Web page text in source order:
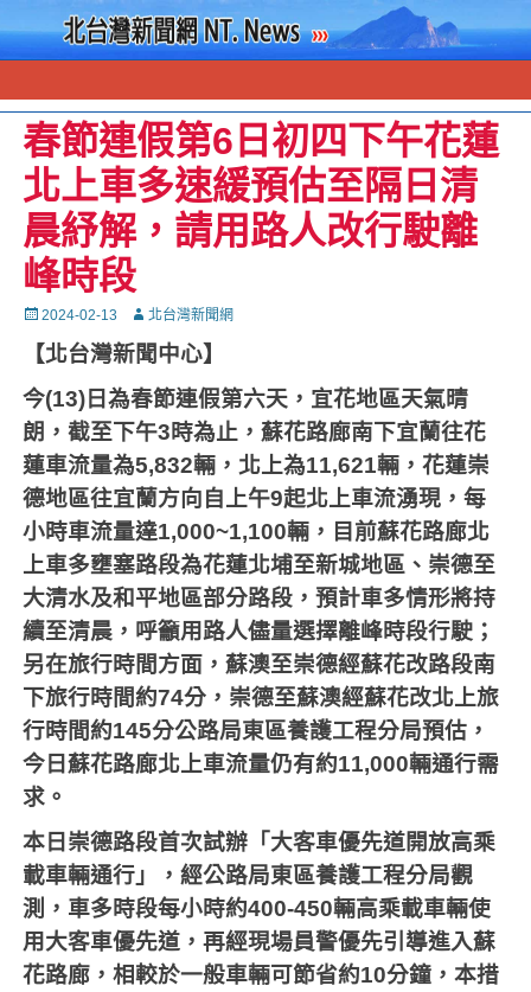
春節連假第6日初四下午花蓮
北上車多速緩預估至隔日清
晨紓解，請用路人改行駛離
峰時段
Posted
2024-02-13 Autor北台灣新聞網
【北台灣新聞中心】
今(13) 日為春節連假第六天，宜花地區天氣晴
朗，截至下午3時為止，蘇花路廊南下宜蘭往花
蓮車流量為5,832輛，北上為11,621輛，花蓮崇
德地區往宜蘭方向自上午9起北上車流湧現，每
小時車流量達1,000~1,100輛，目前蘇花路廊北
上車多壅塞路段為花蓮北埔至新城地區、崇德至
大清水及和平地區部分路段，預計車多情形將持
續至清晨，呼籲用路人儘量選擇離峰時段行駛；
另在旅行時間方面，蘇澳至崇德經蘇花改路段南
下旅行時間約74分，崇德至蘇澳經蘇花改北上旅
行時間約145分公路局東區養護工程分局預估，
今日蘇花路廊北上車流量仍有約11,000輛通行需
求。
本日崇德路段首次試辦「大客車優先道開放高乘
載車輛通行」，經公路局東區養護工程分局觀
測，車多時段每小時約400-450輛高乘載車輛使
用大客車優先道，再經現場員警優先引導進入蘇
花路廊，相較於一般車輛可節省約10分鐘，本措